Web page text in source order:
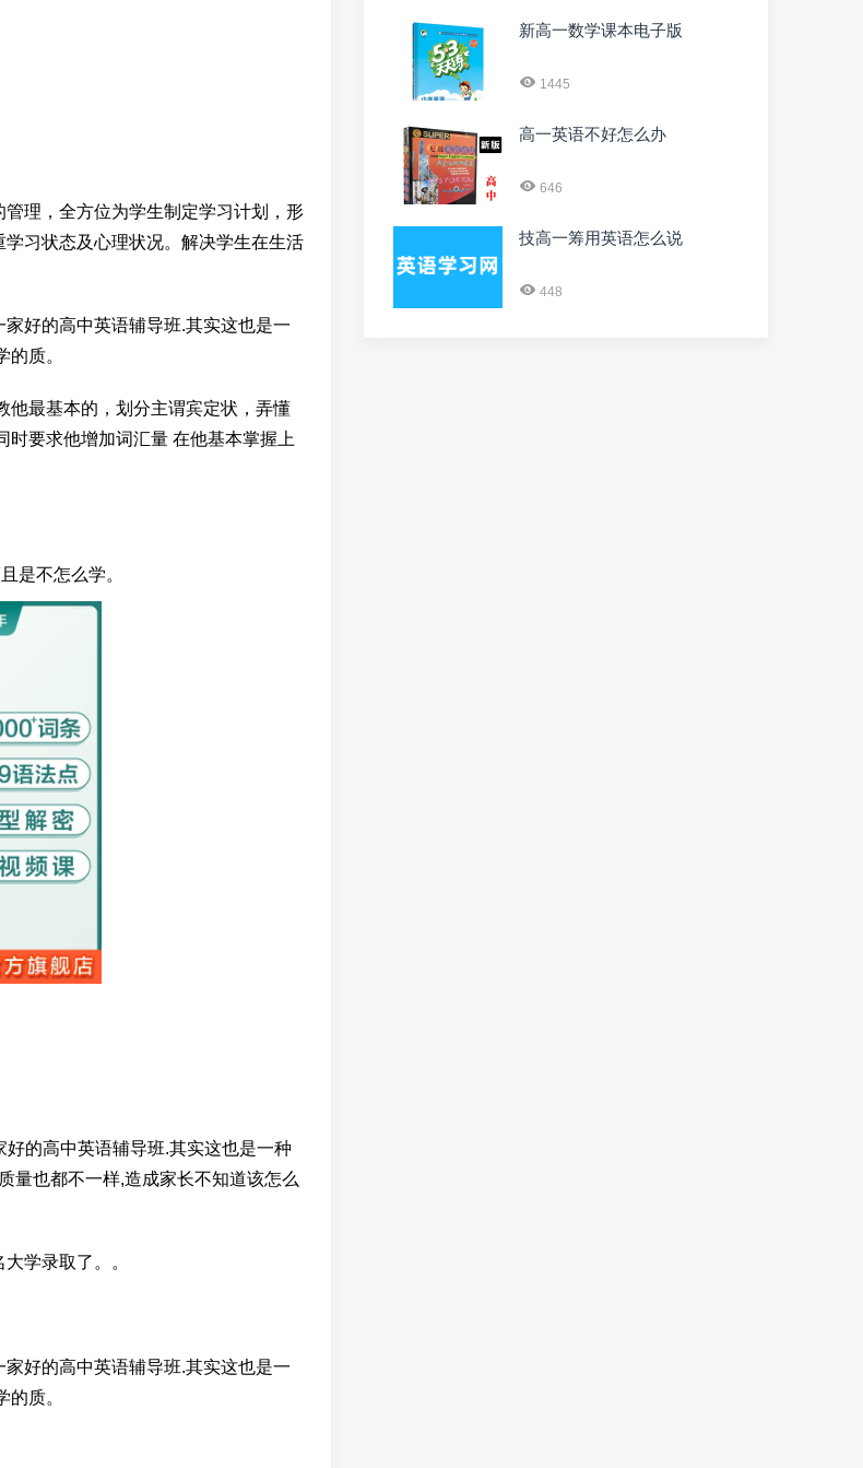
理，全方位为学生制定学习计划，形
习状态及心理状况。解决学生在生活
好的高中英语辅导班.其实这也是一
质。
他最基本的，划分主谓宾定状，弄懂
要求他增加词汇量 在他基本掌握上
是不怎么学。
的高中英语辅导班.其实这也是一种
量也都不一样,造成家长不知道该怎么
学录取了。。
好的高中英语辅导班.其实这也是一
质。
新高一数学课本电子版
1445
高一英语不好怎么办
646
技高一筹用英语怎么说
448